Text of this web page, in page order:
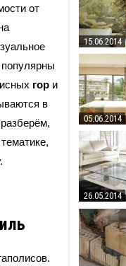
от
популярны
гор и
в
15.06.2014
05.06.2014
26.05.2014